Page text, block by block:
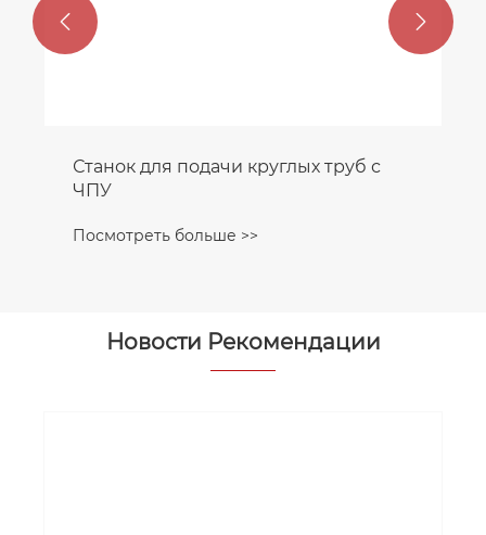
Оборудование Для Автоматической
Лазерной Резки Труб
Посмотреть больше >>
 
Новости Рекомендации